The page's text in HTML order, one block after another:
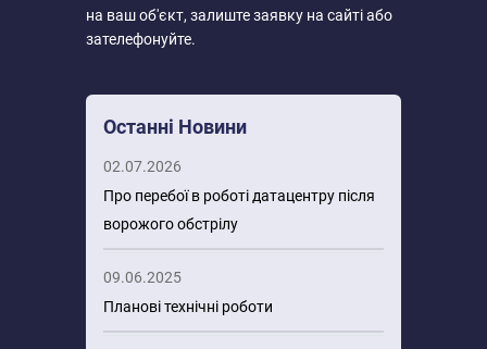
на ваш об'єкт, залиште заявку на сайті або
зателефонуйте.
Останні Новини
02.07.2026
Про перебої в роботі датацентру після
ворожого обстрілу
09.06.2025
Планові технічні роботи